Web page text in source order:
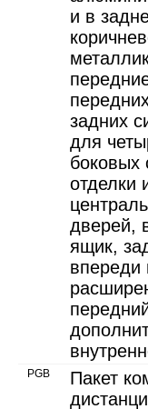
и в
задних
для
боковых
отделки
дверей,
ящик,
впереди
PGB
Пакет